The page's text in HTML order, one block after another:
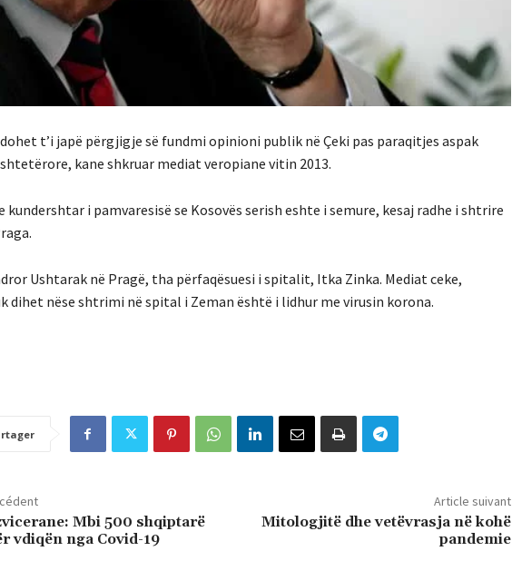
t’i japë përgjigje së fundmi opinioni publik në Çeki pas paraqitjes aspak
kane shkruar mediat veropiane vitin 2013.
i pamvaresisë se Kosovës serish eshte i semure, kesaj radhe i shtrire
Ushtarak në Pragë, tha përfaqësuesi i spitalit, Itka Zinka. Mediat ceke,
dihet nëse shtrimi në spital i Zeman është i lidhur me virusin korona.
Mbi 500 shqiptarë
vdiqën nga Covid-19
Article suivant
Mitologjitë dhe vetëvrasja në kohë
pandemie